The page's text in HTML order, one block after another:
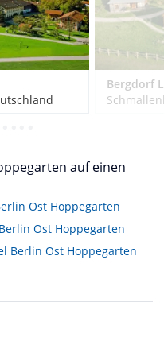
auf einen
Ost Hoppegarten
Ost Hoppegarten
Berlin Ost Hoppegarten